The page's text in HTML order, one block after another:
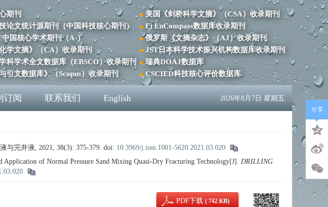
期刊
论文统计源期刊（中国科技核心期刊）
中国核心学术期刊（A-）
学文摘》（CA）收录期刊
科学术全文数据库（EBSCO）收录期刊
引文数据库》（Scopus）收录期刊
美国《剑桥科学文摘》（CSA）收录期刊
Ei EnCompass数据库收录期刊
俄罗斯《文摘杂志》（AJ）收录期刊
JST日本科学技术振兴机构数据库收录期刊
瑞典DOAJ数据库
CSCIED科技核心评价数据库
订阅 联系我们 English 2026年8月7日 星期五
完井液, 2021, 38(3): 375-379. doi: 10.3969/j.issn.1001-5620.2021.03.020
of Normal Pressure Sand Mixing Quasi-Dry Fracturing Technology[J]. DRILLING
PDF下载( 742 KB)
分享